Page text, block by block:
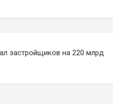
застройщиков на 220 млрд